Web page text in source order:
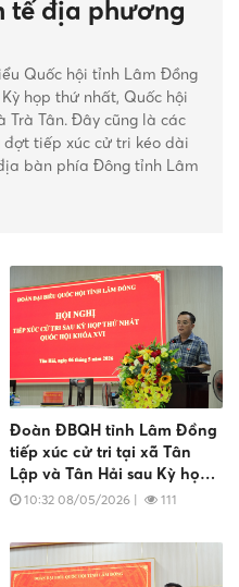
tế địa phương
Quốc hội tỉnh Lâm Đồng
họp thứ nhất, Quốc hội
Trà Tân. Đây cũng là các
đợt tiếp xúc cử tri kéo dài
bàn phía Đông tỉnh Lâm
Đoàn ĐBQH tỉnh Lâm Đồng
tiếp xúc cử tri tại xã Tân
Lập và Tân Hải sau Kỳ họp
lần thứ nhất - Quốc hội
10:32 08/05/2026| 111